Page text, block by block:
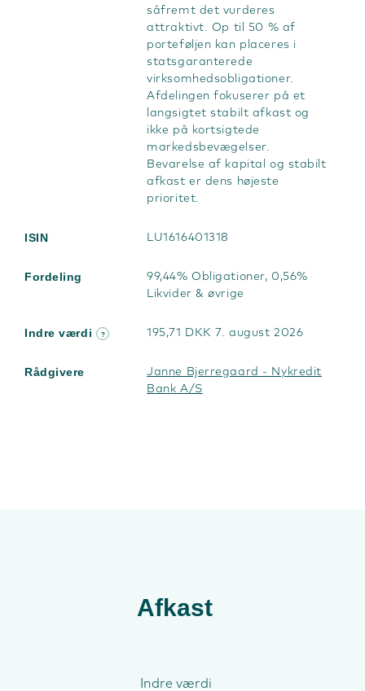
såfremt det vurderes
attraktivt. Op til 50 % af
porteføljen kan placeres i
statsgaranterede
virksomhedsobligationer.
Afdelingen fokuserer på et
langsigtet stabilt afkast og
ikke på kortsigtede
markedsbevægelser.
Bevarelse af kapital og stabilt
afkast er dens højeste
prioritet.
ISIN LU1616401318
Fordeling
99,44% Obligationer, 0,56%
Likvider & øvrige
Indre værdi ? 195,71 DKK 7. august 2026
Rådgivere
Janne Bjerregaard - Nykredit
Bank A/S
Afkast
Indre værdi